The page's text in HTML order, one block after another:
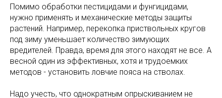
Помимо обработки пестицидами и фунгицидами,
нужно применять и механические методы защиты
растений. Например, перекопка приствольных кругов
под зиму уменьшает количество зимующих
вредителей. Правда, время для этого находят не все. А
весной один из эффективных, хотя и трудоемких
методов - установить ловчие пояса на стволах.
Надо учесть, что однократным опрыскиванием не